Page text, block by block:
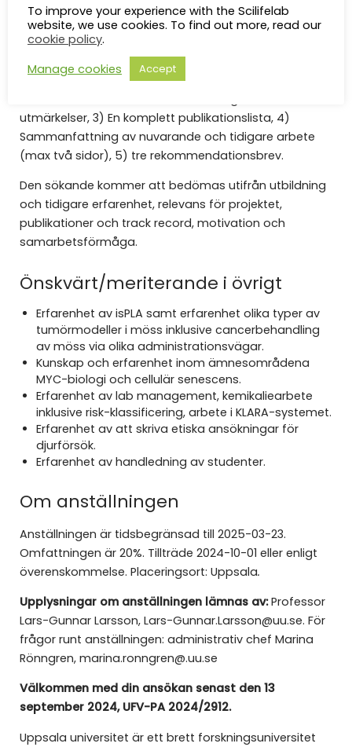
krav.
Ansökan bör innehålla 1) ett personligt brev med
beskrivning av forskningsintresse, 2) CV inkluderande
utbildning, examina, tidigare akademiska befattningar,
utmärkelser, 3) En komplett publikationslista, 4)
Sammanfattning av nuvarande och tidigare arbete
(max två sidor), 5) tre rekommendationsbrev.
Den sökande kommer att bedömas utifrån utbildning
och tidigare erfarenhet, relevans för projektet,
publikationer och track record, motivation och
samarbetsförmåga.
Önskvärt/meriterande i övrigt
Erfarenhet av isPLA samt erfarenhet olika typer av
tumörmodeller i möss inklusive cancerbehandling
av möss via olika administrationsvägar.
Kunskap och erfarenhet inom ämnesområdena
MYC-biologi och cellulär senescens.
Erfarenhet av lab management, kemikaliearbete
inklusive risk-klassificering, arbete i KLARA-systemet.
Erfarenhet av att skriva etiska ansökningar för
djurförsök.
Erfarenhet av handledning av studenter.
Om anställningen
Anställningen är tidsbegränsad till 2025-03-23.
Omfattningen är 20%. Tillträde 2024-10-01 eller enligt
överenskommelse. Placeringsort: Uppsala.
Upplysningar om anställningen lämnas av:Professor
Lars-Gunnar Larsson, Lars-Gunnar.Larsson@uu.se. För
frågor runt anställningen: administrativ chef Marina
Rönngren, marina.ronngren@.uu.se
Välkommen med din ansökan senast den 13
september 2024, UFV-PA 2024/2912.
Uppsala universitet är ett brett forskningsuniversitet
To improve your experience with the Scilifelab
website, we use cookies. To find out more, read our
cookie policy.
Manage cookies
Accept